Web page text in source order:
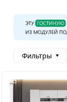
Фильтры